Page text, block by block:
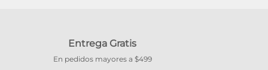
Entrega Gratis
En pedidos mayores a $499